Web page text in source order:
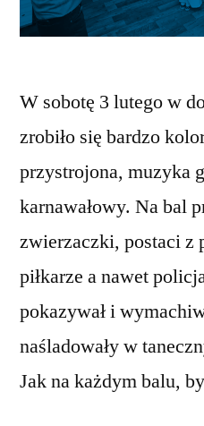
W sobotę 3 lutego w
zrobiło się bardzo
przystrojona, muzyka
karnawałowy. Na bal
zwierzaczki, postaci z
piłkarze a nawet
pokazywał i
naśladowały w
Jak na każdym balu,